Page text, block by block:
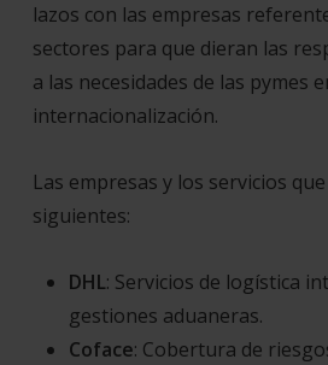
lazos con las empresas
sectores para que dieran las
a las necesidades de las pymes
internacionalización.
Las empresas y los servicios
siguientes:
DHL: Servicios de logística
gestiones aduaneras.
Coface: Cobertura de